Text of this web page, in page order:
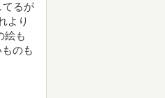
てるが
より
絵も
のも